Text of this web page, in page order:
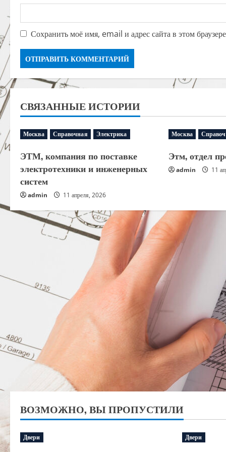
Сохранить моё имя, email и адрес сайта в этом
СВЯЗАННЫЕ ИСТОРИИ
Москва Справочная Электрика
ЭТМ, компания по поставке
электротехники и инженерных
систем
admin 11 апреля, 2026
Москва
Этм, отдел
admin 11
ВОЗМОЖНО, ВЫ ПРОПУСТИЛИ
Двери Двери